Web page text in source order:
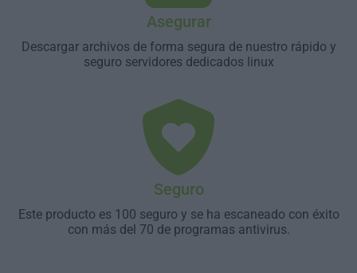
Asegurar
Descargar archivos de forma segura de nuestro rápido y
seguro servidores dedicados linux
Seguro
Este producto es 100 seguro y se ha escaneado con éxito
con más del 70 de programas antivirus.